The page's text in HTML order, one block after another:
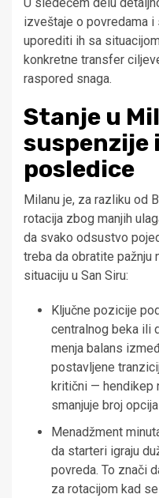
izveštaje o povredama i
uporediti ih sa
konkretne transfer
raspored snaga.
Stanje u
suspenzije
posledice
Milanu je, za razliku od
rotacija zbog manjih
da svako odsustvo
treba da obratite pažnju
situaciju u San Siru:
Ključne pozicije
centralnog beka ili
menja balans
postavljene
kritični — hendikep
smanjuje broj
Menadžment
da starteri igraju
povreda. To znači
za rotacijom kad